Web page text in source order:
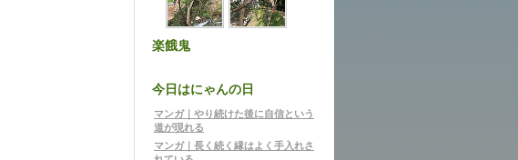
楽餓鬼
今日はにゃんの日
マンガ｜やり続けた後に自信という
道が現れる
マンガ｜長く続く縁はよく手入れさ